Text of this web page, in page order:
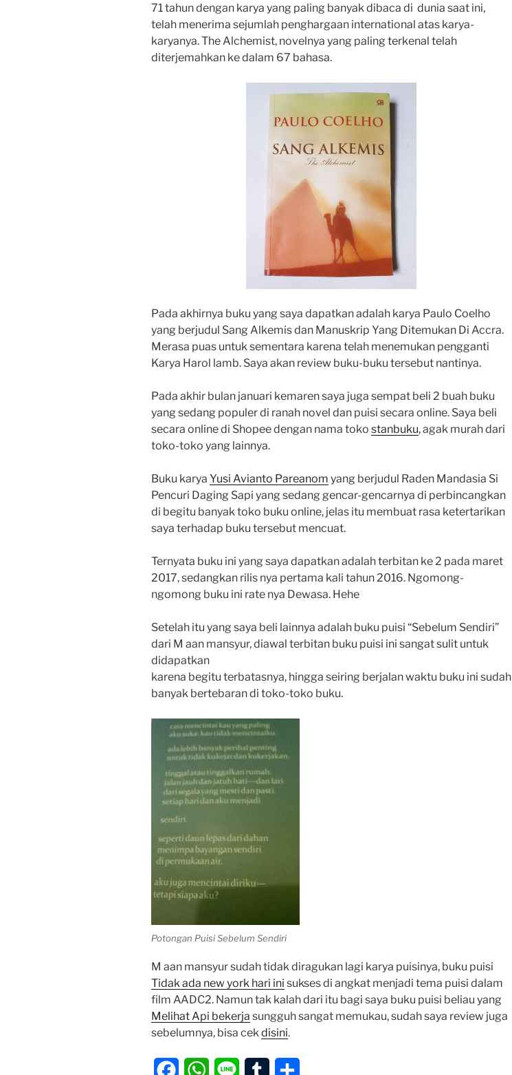
71 tahun dengan karya yang paling banyak dibaca di dunia saat ini,
telah menerima sejumlah penghargaan international atas karya-
karyanya. The Alchemist, novelnya yang paling terkenal telah
diterjemahkan ke dalam 67 bahasa.
Pada akhirnya buku yang saya dapatkan adalah karya Paulo Coelho
yang berjudul Sang Alkemis dan Manuskrip Yang Ditemukan Di Accra.
Merasa puas untuk sementara karena telah menemukan pengganti
Karya Harol lamb. Saya akan review buku-buku tersebut nantinya.
Pada akhir bulan januari kemaren saya juga sempat beli 2 buah buku
yang sedang populer di ranah novel dan puisi secara online. Saya beli
secara online di Shopee dengan nama toko stanbuku, agak murah dari
toko-toko yang lainnya.
Buku karya Yusi Avianto Pareanom yang berjudul Raden Mandasia Si
Pencuri Daging Sapi yang sedang gencar-gencarnya di perbincangkan
di begitu banyak toko buku online, jelas itu membuat rasa ketertarikan
saya terhadap buku tersebut mencuat.
Ternyata buku ini yang saya dapatkan adalah terbitan ke 2 pada maret
2017, sedangkan rilis nya pertama kali tahun 2016. Ngomong-
ngomong buku ini rate nya Dewasa. Hehe
Setelah itu yang saya beli lainnya adalah buku puisi “Sebelum Sendiri”
dari M aan mansyur, diawal terbitan buku puisi ini sangat sulit untuk
didapatkan
karena begitu terbatasnya, hingga seiring berjalan waktu buku ini sudah
banyak bertebaran di toko-toko buku.
Potongan Puisi Sebelum Sendiri
M aan mansyur sudah tidak diragukan lagi karya puisinya, buku puisi
Tidak ada new york hari ini sukses di angkat menjadi tema puisi dalam
film AADC2. Namun tak kalah dari itu bagi saya buku puisi beliau yang
Melihat Api bekerja sungguh sangat memukau, sudah saya review juga
sebelumnya, bisa cek disini.
W